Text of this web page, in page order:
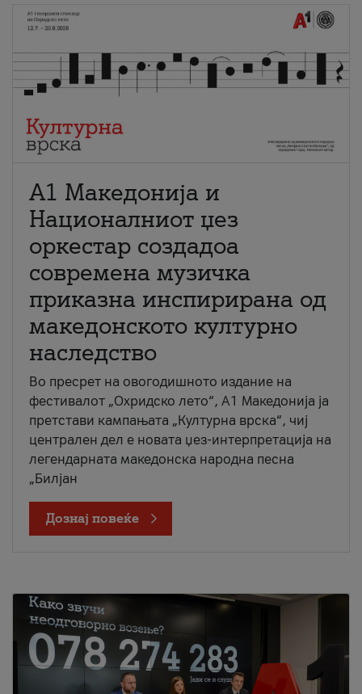
А1 Македонија и
Националниот џез
оркестар создадоа
современа музичка
приказна инспирирана од
македонското културно
наследство
Во пресрет на овогодишното издание на
фестивалот „Охридско лето“, А1 Македонија ја
претстави кампањата „Културна врска“, чиј
централен дел е новата џез-интерпретација на
легендарната македонска народна песна
„Билјан
Дознај повеќе